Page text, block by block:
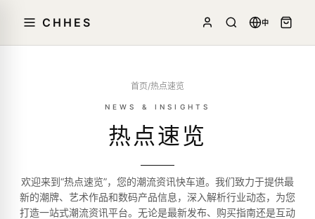
CHHES 中
首页/热点速览
NEWS & INSIGHTS
热点速览
欢迎来到“热点速览”，您的潮流资讯快车道。我们致力于提供最
新的潮牌、艺术作品和数码产品信息，深入解析行业动态，为您
打造一站式潮流资讯平台。无论是最新发布、购买指南还是互动